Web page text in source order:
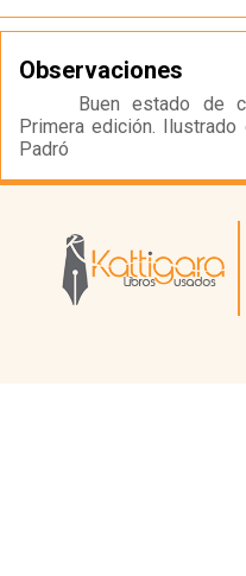
Observaciones
Buen estado de
Primera edición.
Padró
Librería Kattigara